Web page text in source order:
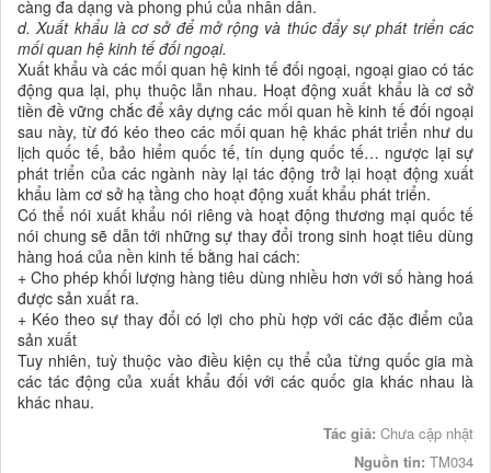
càng đa dạng và phong phú của nhân dân.
d. Xuất khẩu là cơ sở để mở rộng và thúc đẩy sự phát triển các
mối quan hệ kinh tế đối ngoại.
Xuất khẩu và các mối quan hệ kinh tế đối ngoại, ngoại giao có tác
động qua lại, phụ thuộc lẫn nhau. Hoạt động xuất khẩu là cơ sở
tiền đề vững chắc để xây dựng các mối quan hề kinh tế đối ngoại
sau này, từ đó kéo theo các mối quan hệ khác phát triển như du
lịch quốc tế, bảo hiểm quốc tế, tín dụng quốc tế… ngược lại sự
phát triển của các ngành này lại tác động trở lại hoạt động xuất
khẩu làm cơ sở hạ tầng cho hoạt động xuất khẩu phát triển.
Có thể nói xuất khẩu nói riêng và hoạt động thương mại quốc tế
nói chung sẽ dẫn tới những sự thay đổi trong sinh hoạt tiêu dùng
hàng hoá của nền kinh tế bằng hai cách:
+ Cho phép khối lượng hàng tiêu dùng nhiều hơn với số hàng hoá
được sản xuất ra.
+ Kéo theo sự thay đổi có lợi cho phù hợp với các đặc điểm của
sản xuất
Tuy nhiên, tuỳ thuộc vào điều kiện cụ thể của từng quốc gia mà
các tác động của xuất khẩu đối với các quốc gia khác nhau là
khác nhau.
Tác giả: Chưa cập nhật
Nguồn tin: TM034